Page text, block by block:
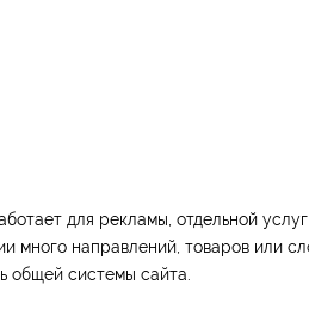
для рекламы, отдельной
много направлений, товаров или
общей системы сайта.